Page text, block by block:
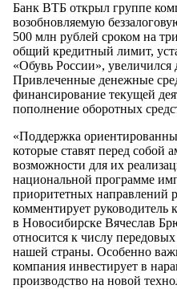
Банк ВТБ открыл группе
возобновляемую
500 млн рублей сроком на
общий кредитный лимит,
«Обувь России», увеличился
Привлеченные денежные
финансирование текущей
пополнение оборотных
«Поддержка
которые ставят перед собой
возможности для их
национальной программе
приоритетных направлений
комментирует
в Новосибирске Вячеслав
относится к числу
нашей страны. Особенно
компания инвестирует в
производство на новой